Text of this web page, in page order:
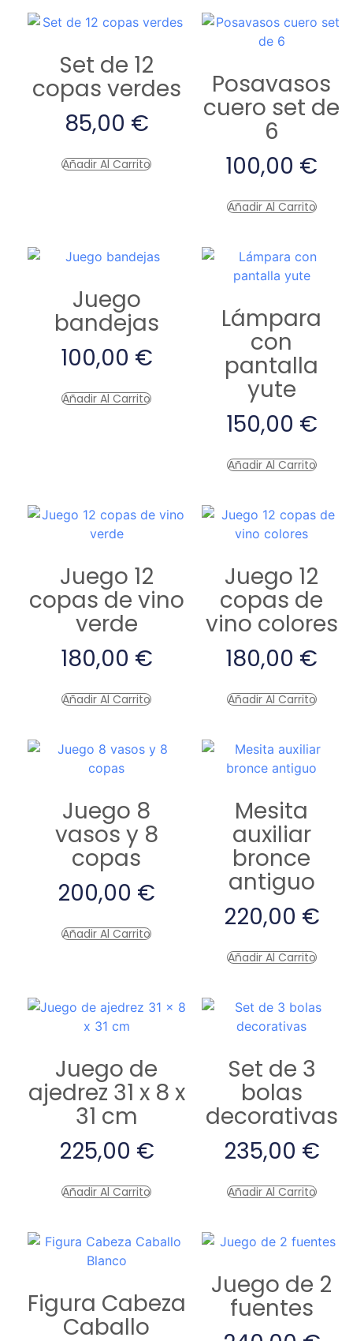
Set de 12
copas verdes
85,00 €
Añadir Al Carrito
Posavasos
cuero set de
6
100,00 €
Añadir Al Carrito
Juego
bandejas
100,00 €
Añadir Al Carrito
Lámpara
con
pantalla
yute
150,00 €
Añadir Al Carrito
Juego 12
copas de vino
verde
180,00 €
Añadir Al Carrito
Juego 12
copas de
vino colores
180,00 €
Añadir Al Carrito
Juego 8
vasos y 8
copas
200,00 €
Añadir Al Carrito
Mesita
auxiliar
bronce
antiguo
220,00 €
Añadir Al Carrito
Juego de
ajedrez 31 x 8 x
31 cm
225,00 €
Añadir Al Carrito
Set de 3
bolas
decorativas
235,00 €
Añadir Al Carrito
Figura Cabeza
Caballo
Juego de 2
fuentes